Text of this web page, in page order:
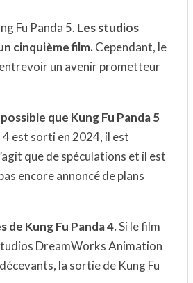
Fu Panda 5. Les studios
cinquième film.Cependant, le
entrevoir un avenir prometteur
que Kung Fu Panda 5
4 est sorti en 2024, il est
que de spéculations et il est
encore annoncé de plans
Kung Fu Panda 4.Si le film
DreamWorks Animation
la sortie de Kung Fu